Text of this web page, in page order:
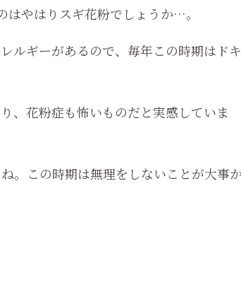
やはりスギ花粉でしょうか…。
ルギーがあるので、毎年この時期はドキ
、花粉症も怖いものだと実感していま
。この時期は無理をしないことが大事